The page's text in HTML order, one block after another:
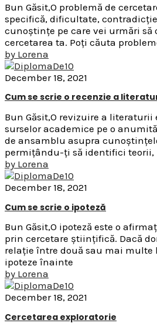
Bun Găsit,O problemă de
specifică, dificultate,
cunoștințe pe care vei urmări să
cercetarea ta. Poți căuta
by Lorena
December 18, 2021
Cum se scrie o recenzie a
Bun Găsit,O revizuire a literaturii
surselor academice pe o
de ansamblu asupra
permițându-ți să identifici teorii,
by Lorena
December 18, 2021
Cum se scrie o ipoteză
Bun Găsit,O ipoteză este o
prin cercetare științifică. Dacă
relație între două sau mai multe
ipoteze înainte
by Lorena
December 18, 2021
Cercetarea exploratorie